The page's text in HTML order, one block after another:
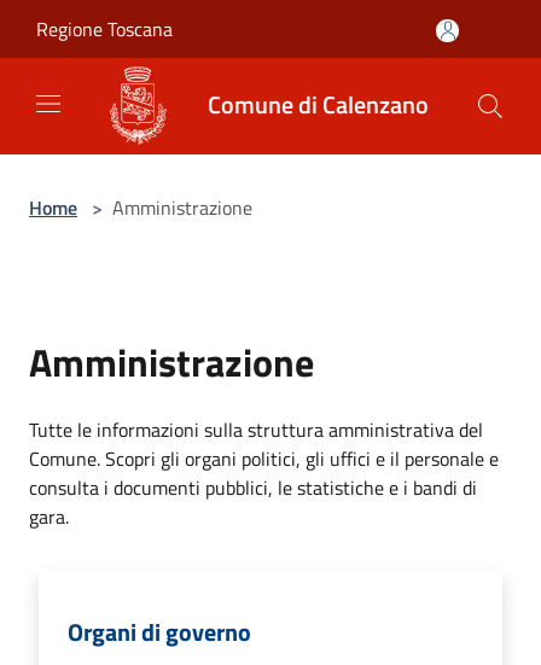
Regione Toscana
Comune di Calenzano
Home > Amministrazione
Amministrazione
Tutte le informazioni sulla struttura amministrativa del
Comune. Scopri gli organi politici, gli uffici e il personale e
consulta i documenti pubblici, le statistiche e i bandi di
gara.
Organi di governo